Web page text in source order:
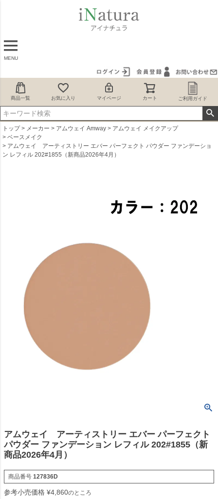
MENU
商品一覧 お気に入り マイページ カート ご利用ガイド
トップ メーカー アムウェイ Amway
アムウェイ メイクアップ
ベースメイク
アムウェイ アーティストリー エバー パーフェクト パウダー ファンデーショ
ン レフィル 202#1855（新商品2026年4月）
アムウェイ アーティストリー エバー パーフェクト
パウダー ファンデーション レフィル 202#1855（新
商品2026年4月）
商品番号 127836D
参考小売価格 ¥4,860のところ